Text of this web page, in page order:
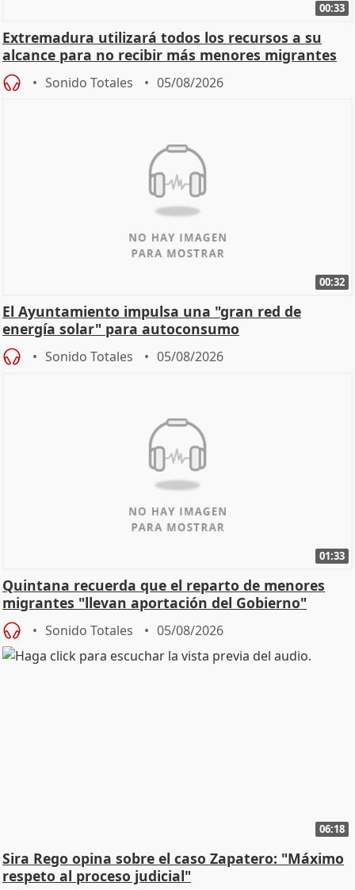
00:33
Extremadura utilizará todos los recursos a su
alcance para no recibir más menores migrantes
Sonido Totales 05/08/2026
00:32
El Ayuntamiento impulsa una "gran red de
energía solar" para autoconsumo
Sonido Totales 05/08/2026
01:33
Quintana recuerda que el reparto de menores
migrantes "llevan aportación del Gobierno"
central
Sonido Totales 05/08/2026
06:18
Sira Rego opina sobre el caso Zapatero: "Máximo
respeto al proceso judicial"